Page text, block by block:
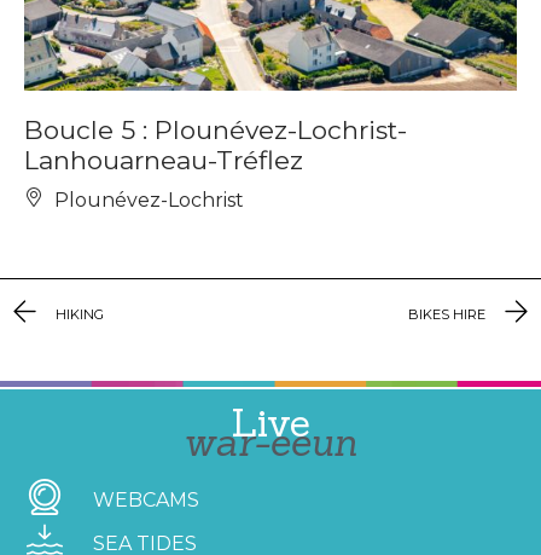
Boucle 5 : Plounévez-Lochrist-
Lanhouarneau-Tréflez
Plounévez-Lochrist
HIKING BIKES HIRE
Live
war-eeun
WEBCAMS
SEA TIDES